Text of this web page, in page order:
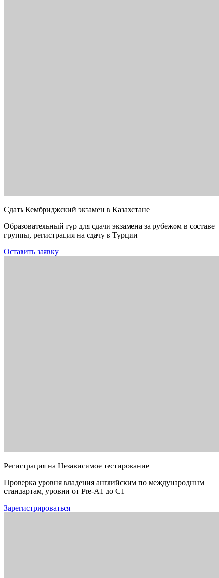
Сдать Кембриджский экзамен в Казахстане
Образовательный тур для сдачи экзамена за рубежом в составе
группы, регистрация на сдачу в Турции
Оставить заявку
Регистрация на Независимое тестирование
Проверка уровня владения английским по международным
стандартам, уровни от Pre-A1 до C1
Зарегистрироваться